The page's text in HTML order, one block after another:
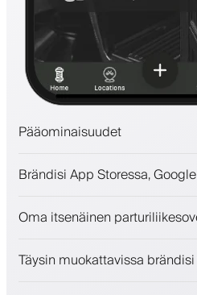
Pääominaisuudet
Maksut, vakuusmaksu
Sitouta asiakkaita kanta-
Brändisi App Storessa,
Oma itsenäinen
Täysin muokattavissa